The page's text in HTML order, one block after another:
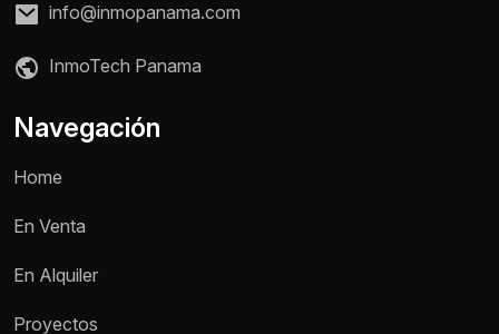
info@inmopanama.com
InmoTech Panama
Navegación
Home
En Venta
En Alquiler
Proyectos